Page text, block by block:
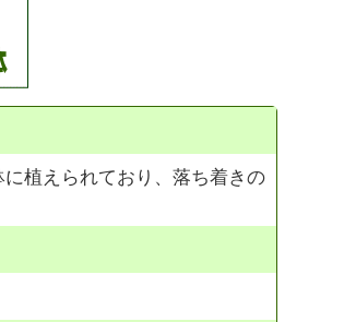
植えられており、落ち着きの